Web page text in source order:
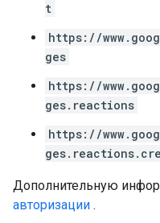
t
https://
ges
https://
ges.reactions
https://
Дополнительную
авторизации .